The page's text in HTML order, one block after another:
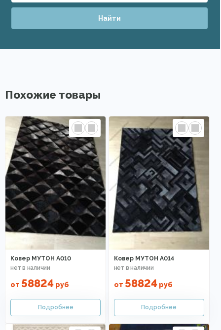
Найти
Похожие товары
Ковер МУТОН А010
от 58824 руб
Ковер МУТОН А014
от 58824руб